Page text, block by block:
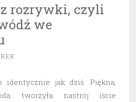
rozrywki, czyli
we
identycznie jak dziś. Piękna,
tworzyła nastrój iście